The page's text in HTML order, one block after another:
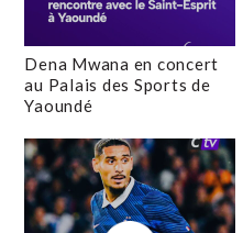
Dena Mwana en concert
au Palais des Sports de
Yaoundé